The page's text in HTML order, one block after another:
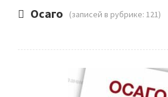
Осаго (записей в рубрике: 121)